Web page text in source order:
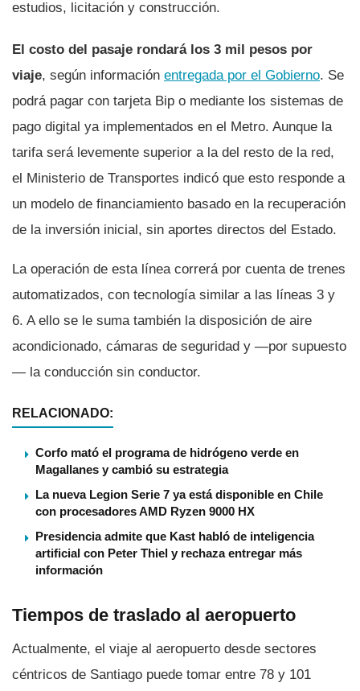
estudios, licitación y construcción.
El costo del pasaje rondará los 3 mil pesos por
viaje, según información entregada por el Gobierno. Se
podrá pagar con tarjeta Bip o mediante los sistemas de
pago digital ya implementados en el Metro. Aunque la
tarifa será levemente superior a la del resto de la red,
el Ministerio de Transportes indicó que esto responde a
un modelo de financiamiento basado en la recuperación
de la inversión inicial, sin aportes directos del Estado.
La operación de esta línea correrá por cuenta de trenes
automatizados, con tecnología similar a las líneas 3 y
6. A ello se le suma también la disposición de aire
acondicionado, cámaras de seguridad y —por supuesto
— la conducción sin conductor.
RELACIONADO:
Corfo mató el programa de hidrógeno verde en
Magallanes y cambió su estrategia
La nueva Legion Serie 7 ya está disponible en Chile
con procesadores AMD Ryzen 9000 HX
Presidencia admite que Kast habló de inteligencia
artificial con Peter Thiel y rechaza entregar más
información
Tiempos de traslado al aeropuerto
Actualmente, el viaje al aeropuerto desde sectores
céntricos de Santiago puede tomar entre 78 y 101